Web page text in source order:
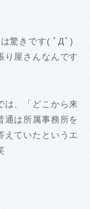
驚きです( ﾟДﾟ)
り屋さんなんです
は、「どこから来
通は所属事務所を
えていたというエ